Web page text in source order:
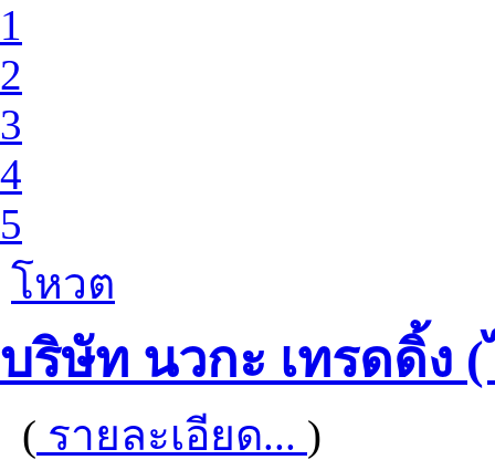
1
2
3
4
5
โหวต
บริษัท นวกะ เทรดดิ้ง
( รายละเอียด... )